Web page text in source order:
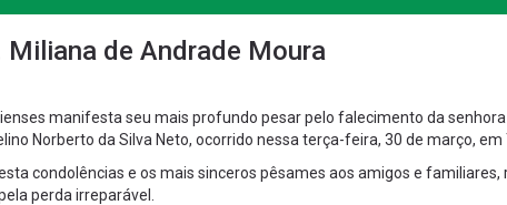
de Andrade Moura
manifesta seu mais profundo pesar pelo falecimento da
Norberto da Silva Neto, ocorrido nessa terça-feira, 30 de março, em
condolências e os mais sinceros pêsames aos amigos e familiares,
perda irreparável.